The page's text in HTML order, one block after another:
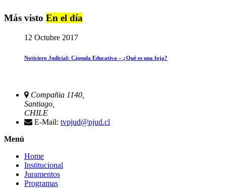
Más visto En el día
12 Octubre 2017
Noticiero Judicial: Cápsula Educativa – ¿Qué es una foja?
Compañia 1140,
Santiago,
CHILE
E-Mail: tvpjud@pjud.cl
Menú
Home
Institucional
Juramentos
Programas